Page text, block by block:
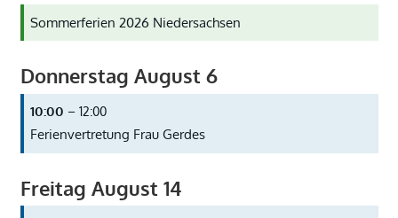
Sommerferien 2026 Niedersachsen
Donnerstag August 6
10:00 – 12:00
Ferienvertretung Frau Gerdes
Freitag August 14